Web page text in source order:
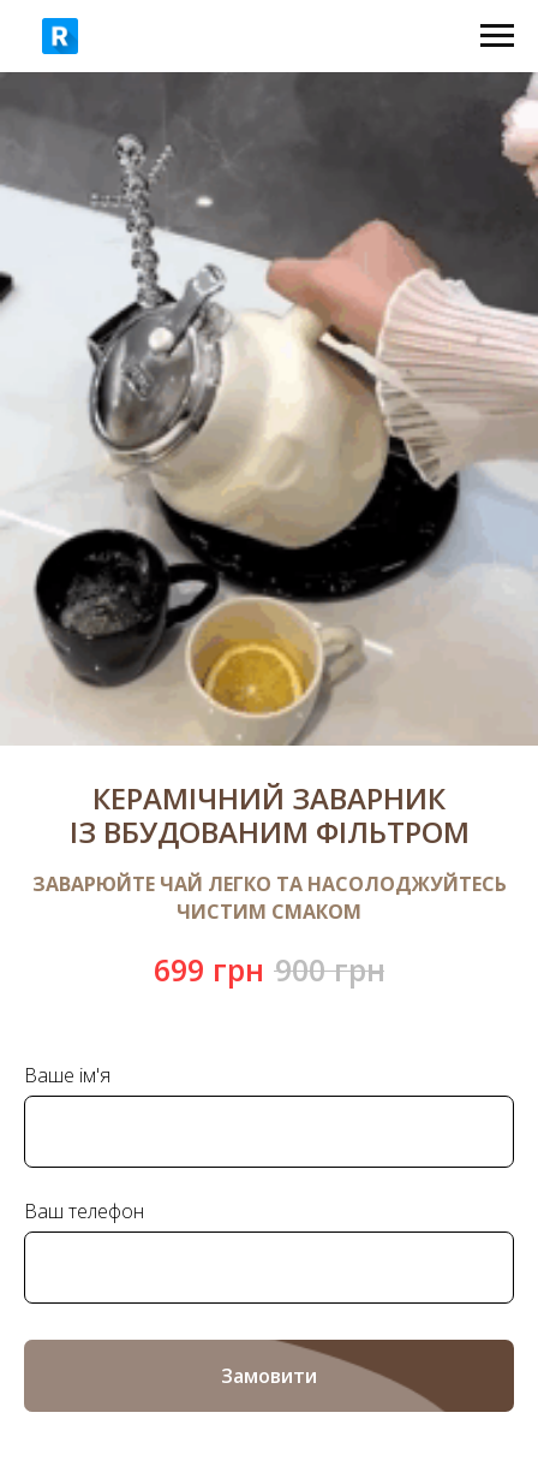
КЕРАМІЧНИЙ ЗАВАРНИК
ІЗ ВБУДОВАНИМ ФІЛЬТРОМ
ЗАВАРЮЙТЕ ЧАЙ ЛЕГКО ТА НАСОЛОДЖУЙТЕСЬ
ЧИСТИМ СМАКОМ
699 грн 900 грн
Ваше ім'я
Ваш телефон
Замовити